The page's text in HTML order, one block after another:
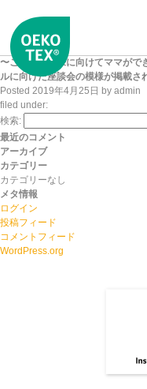
〜こどもの未来に向けてママがで
ルに向けた座談会の模様が掲載さ
Posted 2019年4月25日 by admin
filed under:
検索:
最近のコメント
アーカイブ
カテゴリー
カテゴリーなし
メタ情報
ログイン
投稿フィード
コメントフィード
WordPress.org